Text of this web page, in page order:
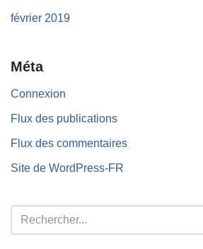
février 2019
Méta
Connexion
Flux des publications
Flux des commentaires
Site de WordPress-FR